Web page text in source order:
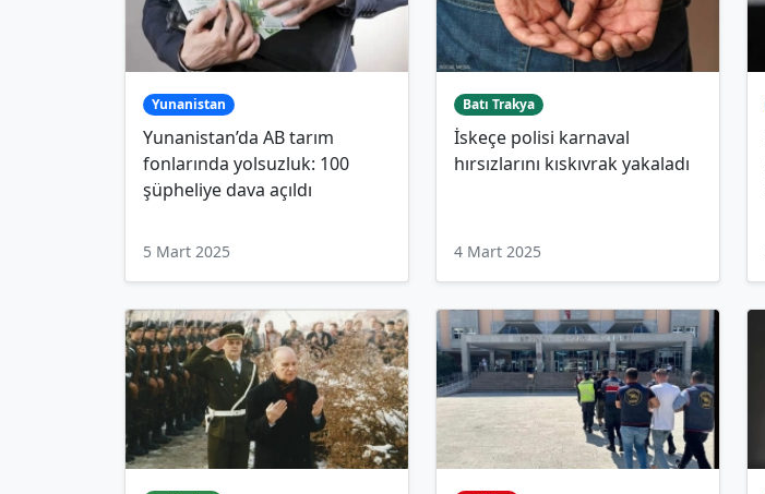
Yunanistan
Yunanistan’da AB tarım
fonlarında yolsuzluk: 100
şüpheliye dava açıldı
5 Mart 2025
Batı Trakya
İskeçe polisi karnaval
hırsızlarını kıskıvrak yakaladı
4 Mart 2025